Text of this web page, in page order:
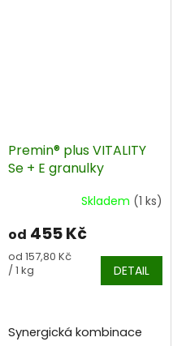
Premin® plus VITALITY
Se + E granulky
vitamínů a minerálů pro
rychlou a účinnou
regeneraci po fyzické
zátěži
Skladem (1 ks)
od 455 Kč
Měrná
cena:
od 157,80 Kč
/ 1 kg
DETAIL
Synergická kombinace